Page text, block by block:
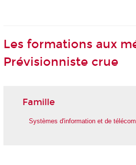
Les formations aux
Prévisionniste crue
Famille
Systèmes d'information et de